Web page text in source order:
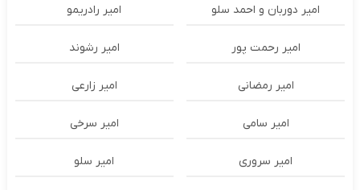
امیر دوربان و احمد سلو امیر رادریمو
امیر رحمت پور امیر رشوند
امیر رمضانی امیر زارعی
امیر سامی امیر سرخی
امیر سروری امیر سلو